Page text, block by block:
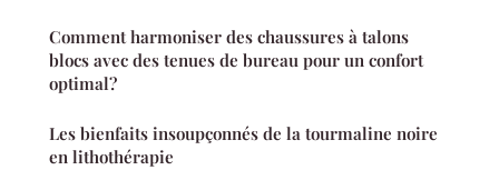
Comment harmoniser des chaussures à talons
blocs avec des tenues de bureau pour un confort
optimal?
Les bienfaits insoupçonnés de la tourmaline noire
en lithothérapie